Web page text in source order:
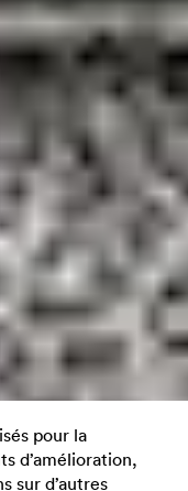
pour la
d’amélioration,
sur d’autres